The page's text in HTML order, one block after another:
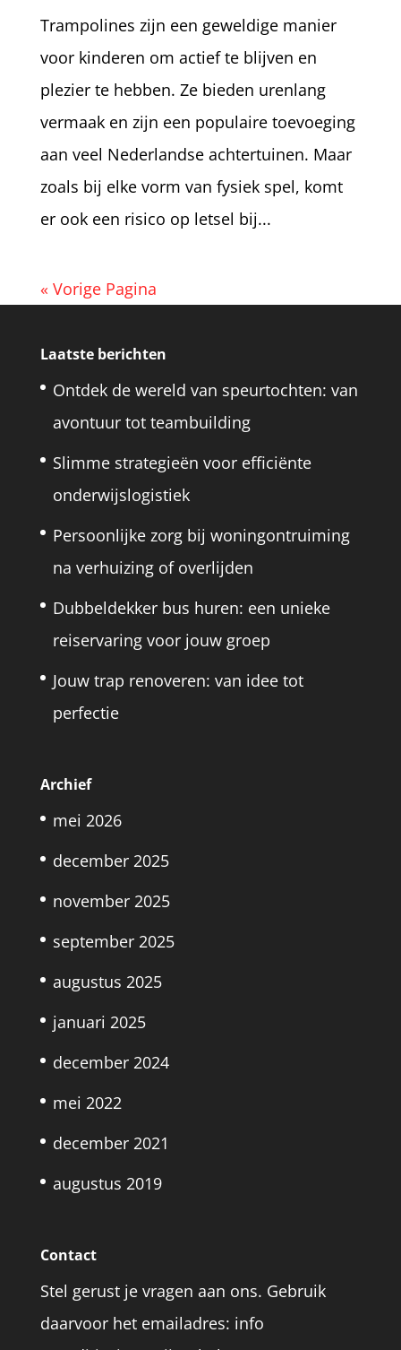
Trampolines zijn een geweldige manier
voor kinderen om actief te blijven en
plezier te hebben. Ze bieden urenlang
vermaak en zijn een populaire toevoeging
aan veel Nederlandse achtertuinen. Maar
zoals bij elke vorm van fysiek spel, komt
er ook een risico op letsel bij...
« Vorige Pagina
Laatste berichten
Ontdek de wereld van speurtochten: van
avontuur tot teambuilding
Slimme strategieën voor efficiënte
onderwijslogistiek
Persoonlijke zorg bij woningontruiming
na verhuizing of overlijden
Dubbeldekker bus huren: een unieke
reiservaring voor jouw groep
Jouw trap renoveren: van idee tot
perfectie
Archief
mei 2026
december 2025
november 2025
september 2025
augustus 2025
januari 2025
december 2024
mei 2022
december 2021
augustus 2019
Contact
Stel gerust je vragen aan ons. Gebruik
daarvoor het emailadres: info